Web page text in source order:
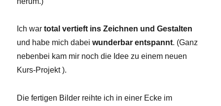
Ich wartotal vertieft ins Zeichnen und Gestalten
und habe mich dabeiwunderbar entspannt. (Ganz
nebenbei kam mir noch die Idee zu einem neuen
Kurs-Projekt ).
Die fertigen Bilder reihte ich in einer Ecke im